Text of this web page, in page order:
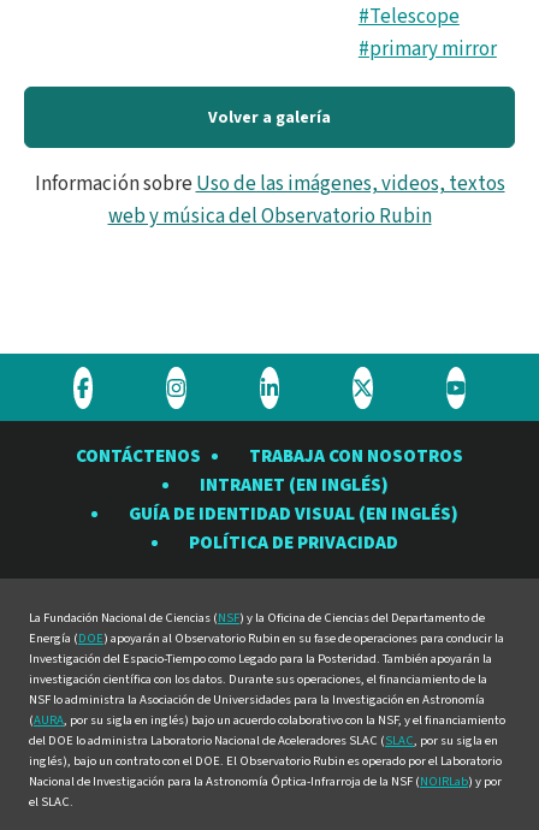
#Telescope
#primary mirror
Volver a galería
Información sobreUso de las imágenes, videos, textos
web y música del Observatorio Rubin
Visite
Observatorio
Visite
Observatorio
Rubin
en
Visite
Observatorio
Rubin
en
Visite
Observatorio
Rubin
en
Visite
Rubin
en
CONTÁCTENOS
TRABAJA CON NOSOTROS
INTRANET (EN INGLÉS)
GUÍA DE IDENTIDAD VISUAL (EN INGLÉS)
POLÍTICA DE PRIVACIDAD
La Fundación Nacional de Ciencias (NSF) y la Oficina de Ciencias del Departamento de
Energía (DOE) apoyarán al Observatorio Rubin en su fase de operaciones para conducir la
Investigación del Espacio-Tiempo como Legado para la Posteridad. También apoyarán la
investigación científica con los datos. Durante sus operaciones, el financiamiento de la
NSF lo administra la Asociación de Universidades para la Investigación en Astronomía
(AURA, por su sigla en inglés) bajo un acuerdo colaborativo con la NSF, y el financiamiento
del DOE lo administra Laboratorio Nacional de Aceleradores SLAC (SLAC, por su sigla en
inglés), bajo un contrato con el DOE. El Observatorio Rubin es operado por el Laboratorio
Nacional de Investigación para la Astronomía Óptica-Infrarroja de la NSF (NOIRLab) y por
el SLAC.